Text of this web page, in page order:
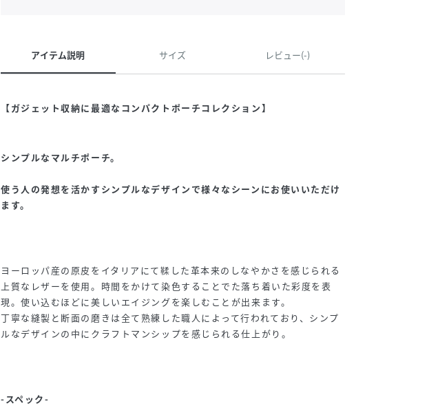
アイテム説明 サイズ レビュー(-)
【ガジェット収納に最適なコンパクトポーチコレクション】
シンプルなマルチポーチ。
使う人の発想を活かすシンプルなデザインで様々なシーンにお使いいただけ
ます。
ヨーロッパ産の原皮をイタリアにて鞣した革本来のしなやかさを感じられる
上質なレザーを使用。時間をかけて染色することでた落ち着いた彩度を表
現。使い込むほどに美しいエイジングを楽しむことが出来ます。
丁寧な縫製と断面の磨きは全て熟練した職人によって行われており、シンプ
ルなデザインの中にクラフトマンシップを感じられる仕上がり。
-スペック-